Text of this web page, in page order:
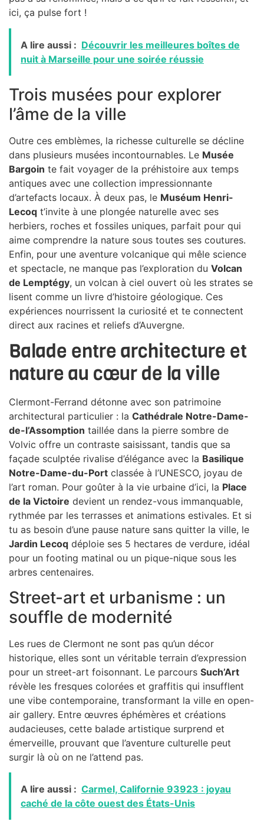
ici, ça pulse fort !
A lire aussi : Découvrir les meilleures boîtes de
nuit à Marseille pour une soirée réussie
Trois musées pour explorer
l’âme de la ville
Outre ces emblèmes, la richesse culturelle se décline
dans plusieurs musées incontournables. Le Musée
Bargoin te fait voyager de la préhistoire aux temps
antiques avec une collection impressionnante
d’artefacts locaux. À deux pas, le Muséum Henri-
Lecoq t’invite à une plongée naturelle avec ses
herbiers, roches et fossiles uniques, parfait pour qui
aime comprendre la nature sous toutes ses coutures.
Enfin, pour une aventure volcanique qui mêle science
et spectacle, ne manque pas l’exploration du Volcan
de Lemptégy, un volcan à ciel ouvert où les strates se
lisent comme un livre d’histoire géologique. Ces
expériences nourrissent la curiosité et te connectent
direct aux racines et reliefs d’Auvergne.
Balade entre architecture et
nature au cœur de la ville
Clermont-Ferrand détonne avec son patrimoine
architectural particulier : la Cathédrale Notre-Dame-
de-l’Assomption taillée dans la pierre sombre de
Volvic offre un contraste saisissant, tandis que sa
façade sculptée rivalise d’élégance avec la Basilique
Notre-Dame-du-Port classée à l’UNESCO, joyau de
l’art roman. Pour goûter à la vie urbaine d’ici, la Place
de la Victoire devient un rendez-vous immanquable,
rythmée par les terrasses et animations estivales. Et si
tu as besoin d’une pause nature sans quitter la ville, le
Jardin Lecoq déploie ses 5 hectares de verdure, idéal
pour un footing matinal ou un pique-nique sous les
arbres centenaires.
Street-art et urbanisme : un
souffle de modernité
Les rues de Clermont ne sont pas qu’un décor
historique, elles sont un véritable terrain d’expression
pour un street-art foisonnant. Le parcours Such’Art
révèle les fresques colorées et graffitis qui insufflent
une vibe contemporaine, transformant la ville en open-
air gallery. Entre œuvres éphémères et créations
audacieuses, cette balade artistique surprend et
émerveille, prouvant que l’aventure culturelle peut
surgir là où on ne l’attend pas.
A lire aussi : Carmel, Californie 93923 : joyau
caché de la côte ouest des États-Unis